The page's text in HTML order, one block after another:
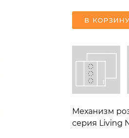
В КОРЗИНУ
Механизм
серия Living